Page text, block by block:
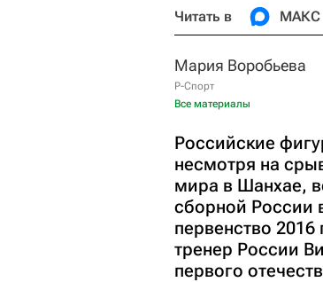
Читать в МАКС
Мария Воробьева
Р-Спорт
Все материалы
Российские
несмотря на
мира в Шанхае,
сборной России
первенство
тренер России
первого